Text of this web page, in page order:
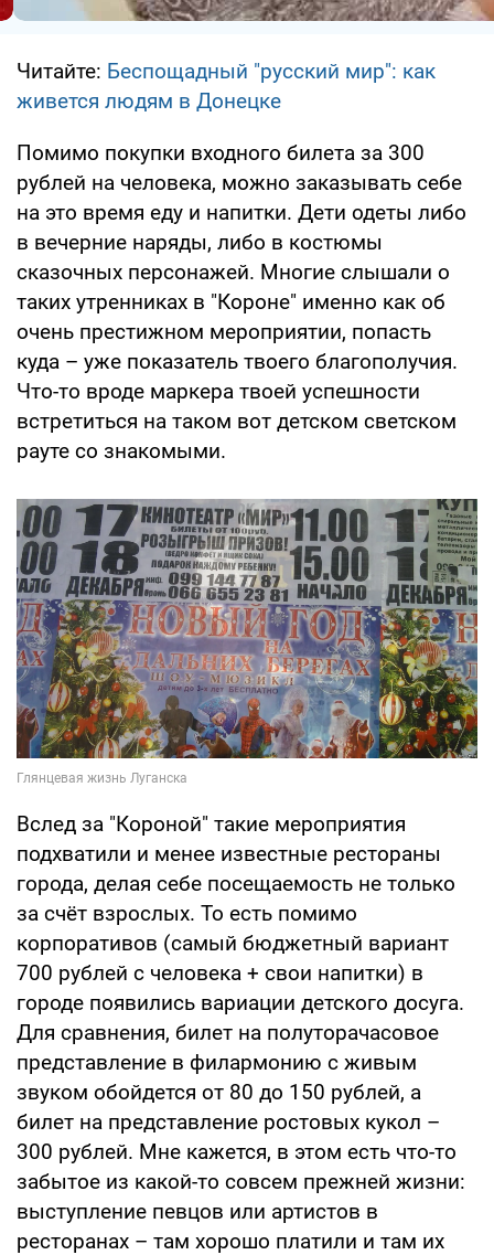
Читайте: Беспощадный "русский мир": как
живется людям в Донецке
Помимо покупки входного билета за 300
рублей на человека, можно заказывать себе
на это время еду и напитки. Дети одеты либо
в вечерние наряды, либо в костюмы
сказочных персонажей. Многие слышали о
таких утренниках в "Короне" именно как об
очень престижном мероприятии, попасть
куда – уже показатель твоего благополучия.
Что-то вроде маркера твоей успешности
встретиться на таком вот детском светском
рауте со знакомыми.
Вслед за "Короной" такие мероприятия
подхватили и менее известные рестораны
города, делая себе посещаемость не только
за счёт взрослых. То есть помимо
корпоративов (самый бюджетный вариант
700 рублей с человека + свои напитки) в
городе появились вариации детского досуга.
Для сравнения, билет на полуторачасовое
представление в филармонию с живым
звуком обойдется от 80 до 150 рублей, а
билет на представление ростовых кукол –
300 рублей. Мне кажется, в этом есть что-то
забытое из какой-то совсем прежней жизни:
выступление певцов или артистов в
ресторанах – там хорошо платили и там их